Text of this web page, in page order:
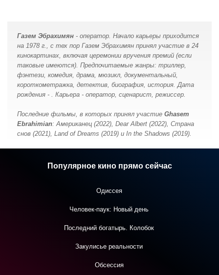
Газем Эбрахимян - оператор. Начало карьеры приходится
на 1978 г., с тех пор Газем Эбрахимян принял участие в 24
кинокартинах, включая церемонии вручения премий (если
таковые имеются). Предпочитаемые жанры: триллер,
фэнтези, комедия, драма, мюзикл, документальный,
короткометражка, детектив, биография, история. Дата
рождения - . Карьера - оператор, сценарист, режиссер.
Последние фильмы, в которых принял участие Ghasem
Ebrahimian: Американец (2022), Dear Albert (2022), Страна
снов (2021), Land of Dreams (2019) и In the Shadows (2019).
Популярное кино прямо сейчас
Одиссея
Человек-паук: Новый день
Последний богатырь. Колобок
Закулисье реальности
Обсессия